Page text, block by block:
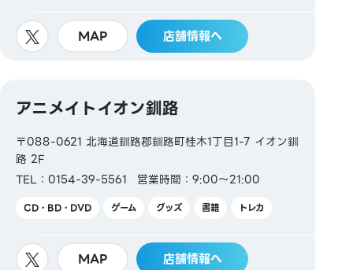
MAP 店舗情報へ
アニメイトイオン釧路
〒088-0621 北海道釧路郡釧路町桂木1丁目1-7 イオン釧
路 2F
TEL：0154-39-5561
営業時間：9:00～21:00
CD・BD・DVD ゲーム グッズ 書籍 トレカ
MAP 店舗情報へ